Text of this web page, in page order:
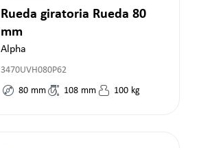
Rueda giratoria Rueda 80
mm
Alpha
3470UVH080P62
80 mm 108 mm 100 kg